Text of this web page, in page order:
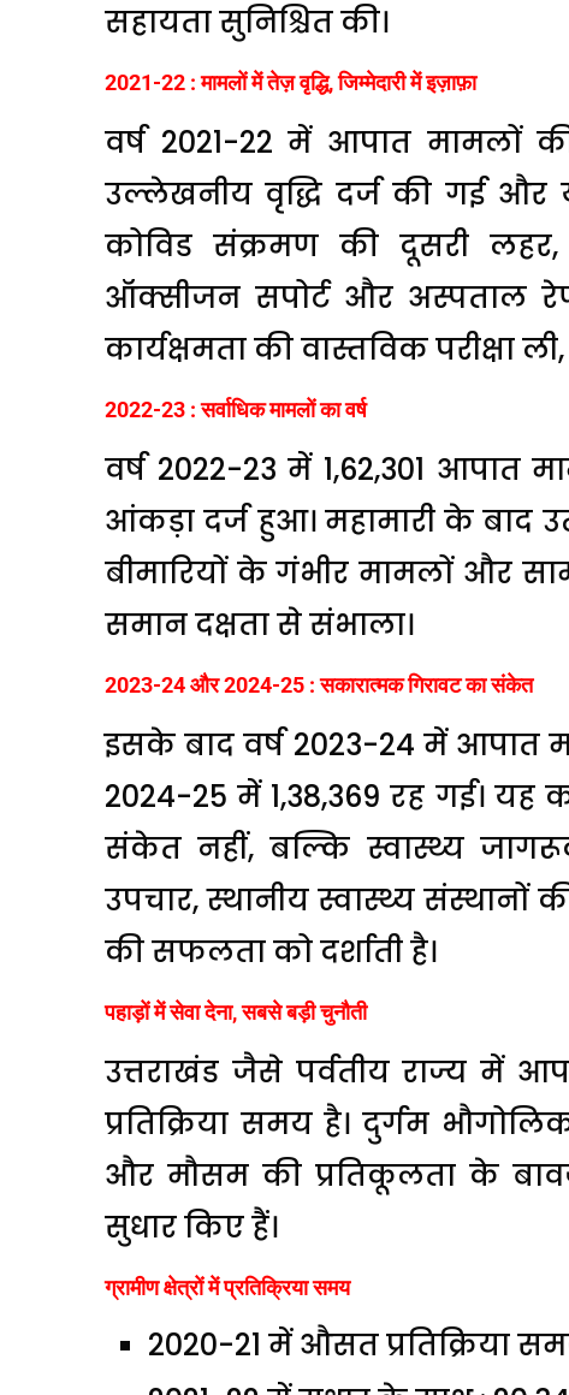
सहायता सुनिश्चित की।
2021-22 : मामलों में तेज़ वृद्धि, जिम्मेदारी में इज़ाफ़ा
वर्ष 2021-22 में आपात मामलों
उल्लेखनीय वृद्धि दर्ज की गई और
कोविड संक्रमण की दूसरी
ऑक्सीजन सपोर्ट और अस्पताल
कार्यक्षमता की वास्तविक परीक्षा
2022-23 : सर्वाधिक मामलों का वर्ष
वर्ष 2022-23 में 1,62,301 आपात
आंकड़ा दर्ज हुआ। महामारी के बाद
बीमारियों के गंभीर मामलों और
समान दक्षता से संभाला।
2023-24 और 2024-25 : सकारात्मक गिरावट का संकेत
इसके बाद वर्ष 2023-24 में आपात
2024-25 में 1,38,369 रह गई। यह
संकेत नहीं, बल्कि स्वास्थ्य
उपचार, स्थानीय स्वास्थ्य संस्थानों
की सफलता को दर्शाती है।
पहाड़ों में सेवा देना, सबसे बड़ी चुनौती
उत्तराखंड जैसे पर्वतीय राज्य में
प्रतिक्रिया समय है। दुर्गम
और मौसम की प्रतिकूलता के
सुधार किए हैं।
ग्रामीण क्षेत्रों में प्रतिक्रिया समय
2020-21 में औसत प्रतिक्रिया